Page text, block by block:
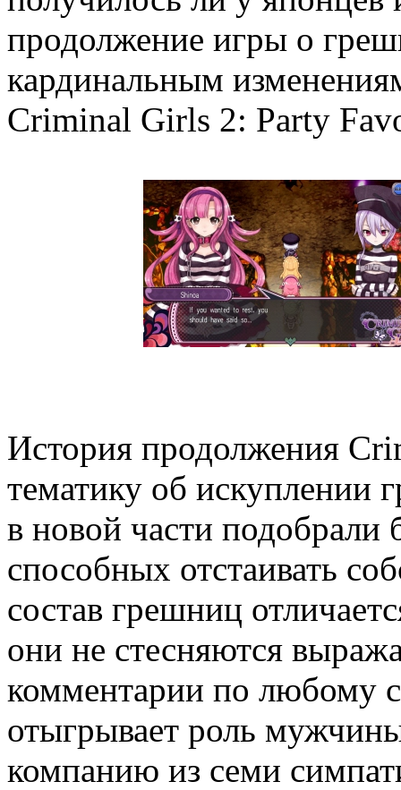
продолжение игры о
кардинальным
Criminal Girls 2: Party
История продолжения
тематику об искуплении
в новой части подобрали
способных отстаивать
состав грешниц
они не стесняются
комментарии по любому
отыгрывает роль
компанию из семи